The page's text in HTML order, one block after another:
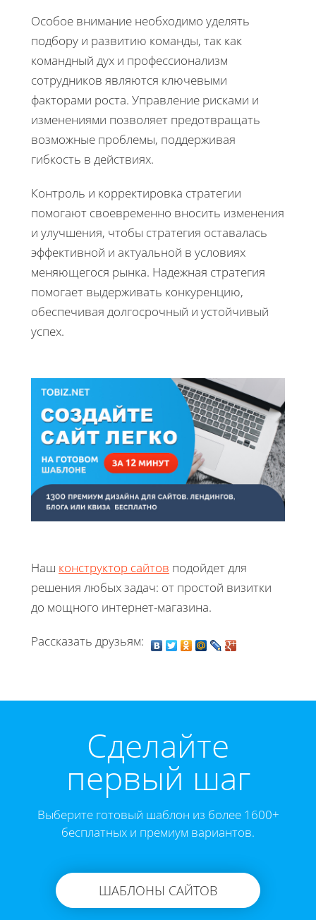
Особое внимание необходимо уделять
подбору и развитию команды, так как
командный дух и профессионализм
сотрудников являются ключевыми
факторами роста. Управление рисками и
изменениями позволяет предотвращать
возможные проблемы, поддерживая
гибкость в действиях.
Контроль и корректировка стратегии
помогают своевременно вносить изменения
и улучшения, чтобы стратегия оставалась
эффективной и актуальной в условиях
меняющегося рынка. Надежная стратегия
помогает выдерживать конкуренцию,
обеспечивая долгосрочный и устойчивый
успех.
Наш конструктор сайтов подойдет для
решения любых задач: от простой визитки
до мощного интернет-магазина.
Рассказать друзьям:
Cделайте
первый шаг
Выберите готовый шаблон из более 1600+
бесплатных и премиум вариантов.
ШАБЛОНЫ САЙТОВ